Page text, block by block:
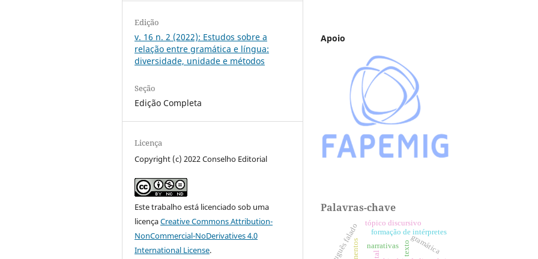
Edição
v. 16 n. 2 (2022): Estudos sobre a
relação entre gramática e língua:
diversidade, unidade e métodos
Seção
Edição Completa
Licença
Copyright (c) 2022 Conselho Editorial
Este trabalho está licenciado sob uma
licençaCreative Commons Attribution-
NonCommercial-NoDerivatives 4.0
International License.
Apoio
Palavras-chave
gramática
português falado texto
formação de intérpretes
narrativas
tópico discursivo